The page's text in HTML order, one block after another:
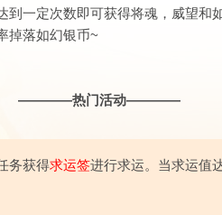
到一定次数即可获得将魂，威望和
掉落如幻银币~
————热门活动————
务获得求运签进行求运。当求运值